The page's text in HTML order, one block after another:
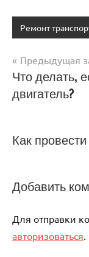
Ремонт
Навигация
по
Предыдущая
Что делать,
двигатель?
Как
Добавить
Для отправки
авторизоваться.